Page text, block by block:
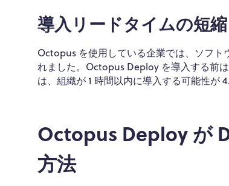
導入リードタイムの短縮
Octopus を使用している企業では、ソフト
れました。Octopus Deploy を導入する前
は、組織が 1 時間以内に導入する可能性が
Octopus Deploy が
方法